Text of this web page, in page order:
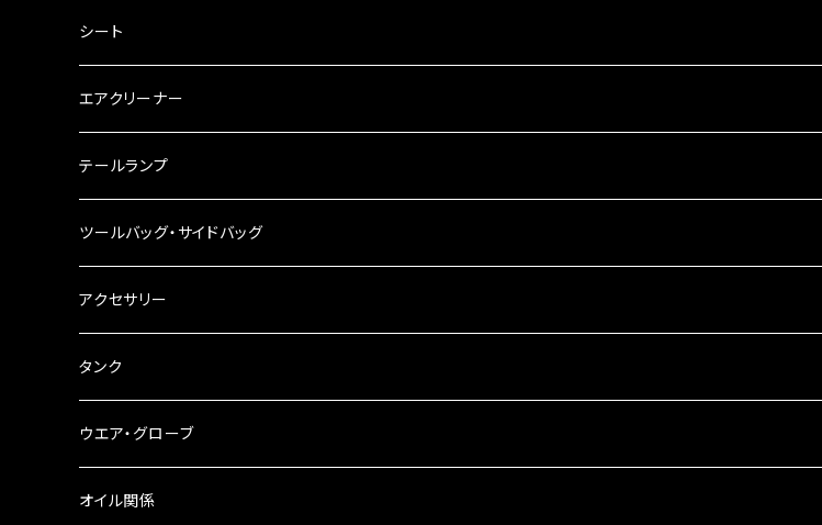
キャブレター
チェーン
工具類
バーハン
ハンドルパーツ
ハンドルスイッチ
その他
ハンドルポスト
ハンドルブレース
ステアリングダンパー
ブレーキ・クラッチレバー
スマホホルダー
シート
エアクリーナー
テールランプ
ナンバー灯
ツールバッグ・サイドバッグ
ツールバッグ
サイドバッグ
サイドバッグサポート
リアBOX
アクセサリー
USB電源
電装系
タンク
タンク本体
タンクキャップ
ウエア・グローブ
オイル関係